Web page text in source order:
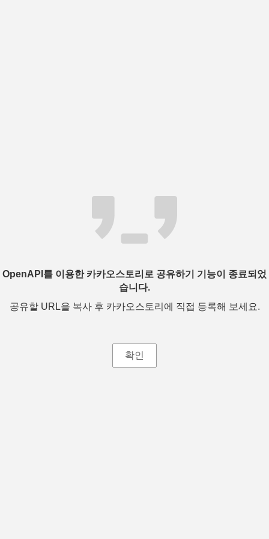
OpenAPI를 이용한 카카오스토리로 공유하기 기능이 종료되었
습니다.
공유할 URL을 복사 후 카카오스토리에 직접 등록해 보세요.
확인